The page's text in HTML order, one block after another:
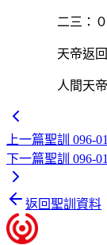
二三：０
天帝返回
人間天帝教同
上一篇聖訓 096-
下一篇聖訓 096-
返回聖訓資料